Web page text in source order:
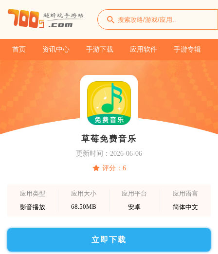
首页 资讯中心 手游下载 应用软件 手游专辑
草莓免费音乐
更新时间：2026-06-06
评分：6
应用类型
影音播放
应用大小
68.50MB
应用平台
安卓
应用语言
简体中文
立即下载